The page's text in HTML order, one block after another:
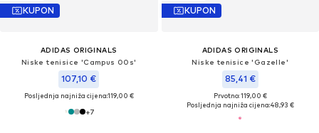
KUPON
ADIDAS ORIGINALS
Niske tenisice 'Campus 00s'
107,10 €
Posljednja najniža cijena:119,00 €
+7
KUPON
ADIDAS ORIGINALS
Niske tenisice 'Gazelle'
85,41 €
Prvotno: 119,00 €
Posljednja najniža cijena:48,93 €